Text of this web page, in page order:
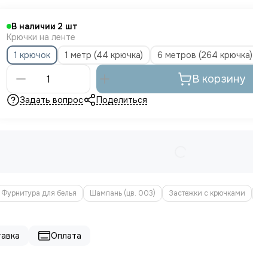
В наличии 2
Крючки на ленте
1 крючок
1 метр (44 крючка) 6 метров (264 крючка)
В корзину
Задать вопрос Поделиться
Фурнитура для белья Шампань (цв. 003) Застежки с крючками
Оплата